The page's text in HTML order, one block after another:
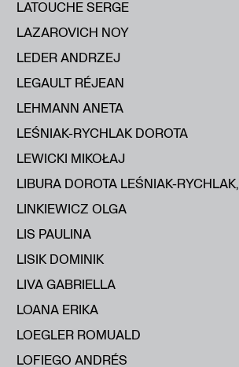
LATOUCHE SERGE
LAZAROVICH NOY
LEDER ANDRZEJ
LEGAULT RÉJEAN
LEHMANN ANETA
LEŚNIAK-RYCHLAK DOROTA
LEWICKI MIKOŁAJ
LIBURA DOROTA LEŚNIAK-
LINKIEWICZ OLGA
LIS PAULINA
LISIK DOMINIK
LIVA GABRIELLA
LOANA ERIKA
LOEGLER ROMUALD
LOFIEGO ANDRÉS